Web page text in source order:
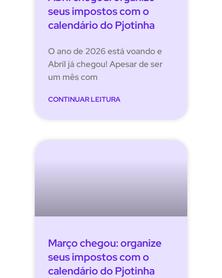
seus impostos com o
calendário do Pjotinha
O ano de 2026 está voando e
Abril já chegou! Apesar de ser
um mês com
CONTINUAR LEITURA
Março chegou: organize
seus impostos com o
calendário do Pjotinha